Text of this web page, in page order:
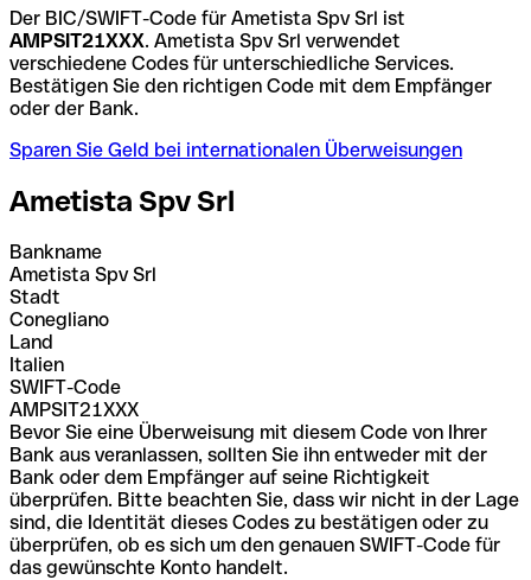
Der BIC/SWIFT-Code für Ametista Spv Srl ist
AMPSIT21XXX. Ametista Spv Srl verwendet
verschiedene Codes für unterschiedliche Services.
Bestätigen Sie den richtigen Code mit dem Empfänger
oder der Bank.
Sparen Sie Geld bei internationalen Überweisungen
Ametista Spv Srl
Bankname
Ametista Spv Srl
Stadt
Conegliano
Land
Italien
SWIFT-Code
AMPSIT21XXX
Bevor Sie eine Überweisung mit diesem Code von Ihrer
Bank aus veranlassen, sollten Sie ihn entweder mit der
Bank oder dem Empfänger auf seine Richtigkeit
überprüfen. Bitte beachten Sie, dass wir nicht in der Lage
sind, die Identität dieses Codes zu bestätigen oder zu
überprüfen, ob es sich um den genauen SWIFT-Code für
das gewünschte Konto handelt.